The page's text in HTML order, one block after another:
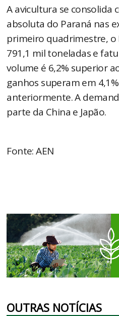
A avicultura se consolida
absoluta do Paraná nas
primeiro quadrimestre, o
791,1 mil toneladas e
volume é 6,2% superior
ganhos superam em
anteriormente. A
parte da China e Japão.
Fonte: AEN
OUTRAS NOTÍCIAS